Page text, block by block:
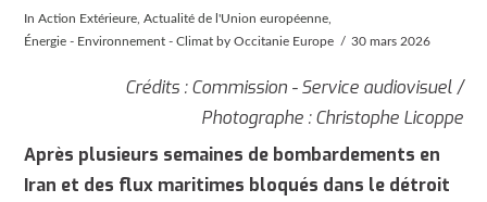
InAction Extérieure ,Actualité de l'Union européenne
Énergie - Environnement - Climat by Occitanie Europe 30 mars 2026
Crédits : Commission - Service audiovisuel /
Photographe : Christophe Licoppe
Après plusieurs semaines de bombardements en
Iran et des flux maritimes bloqués dans le détroit